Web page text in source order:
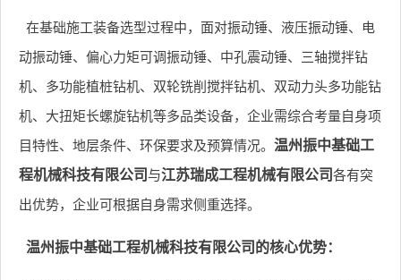
在基础施工装备选型过程中，面对振动锤、液压振动锤、电
动振动锤、偏心力矩可调振动锤、中孔震动锤、三轴搅拌钻
机、多功能植桩钻机、双轮铣削搅拌钻机、双动力头多功能钻
机、大扭矩长螺旋钻机等多品类设备，企业需综合考量自身项
目特性、地层条件、环保要求及预算情况。 温州振中基础工
程机械科技有限公司与江苏瑞成工程机械有限公司各有突
出优势，企业可根据自身需求侧重选择。
温州振中基础工程机械科技有限公司的核心优势：